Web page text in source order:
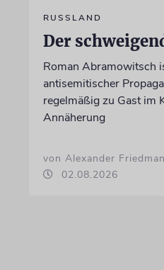
RUSSLAND
Der
Roman Abramowitsch
antisemitischer
regelmäßig zu Gast im
Annäherung
von Alexander Friedman
02.08.2026